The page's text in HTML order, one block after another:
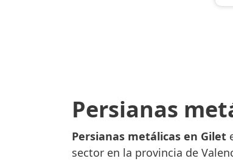
Persianas
Persianas metálicas en Gilet
sector en la provincia de